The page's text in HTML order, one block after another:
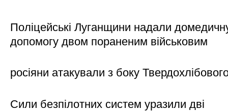
Поліцейські Луганщини надали
допомогу двом пораненим військовим
росіяни атакували з боку
Сили безпілотних систем уразили дві